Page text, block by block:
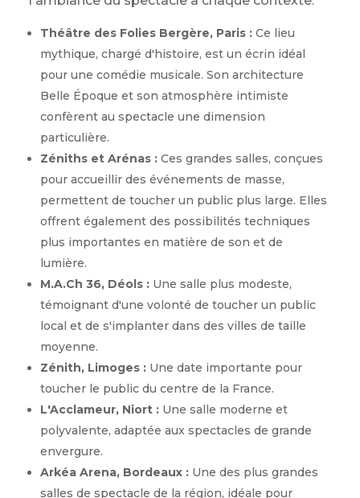
Théâtre des Folies Bergère, Paris :Ce lieu
mythique, chargé d'histoire, est un écrin idéal
pour une comédie musicale. Son architecture
Belle Époque et son atmosphère intimiste
confèrent au spectacle une dimension
particulière.
Zéniths et Arénas :Ces grandes salles, conçues
pour accueillir des événements de masse,
permettent de toucher un public plus large. Elles
offrent également des possibilités techniques
plus importantes en matière de son et de
lumière.
M.A.Ch 36, Déols :Une salle plus modeste,
témoignant d'une volonté de toucher un public
local et de s'implanter dans des villes de taille
moyenne.
Zénith, Limoges :Une date importante pour
toucher le public du centre de la France.
L'Acclameur, Niort :Une salle moderne et
polyvalente, adaptée aux spectacles de grande
envergure.
Arkéa Arena, Bordeaux :Une des plus grandes
salles de spectacle de la région, idéale pour